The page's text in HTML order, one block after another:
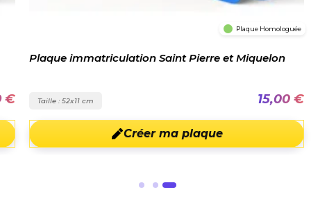
€
Plaque Homologuée
Plaque immatriculation Saint Pierre et Miquelon
Taille : 52x11 cm 15,00 €
Créer ma plaque